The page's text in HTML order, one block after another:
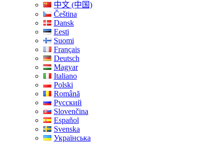
中文 (中国)
Čeština
Dansk
Eesti
Suomi
Français
Deutsch
Magyar
Italiano
Polski
Română
Русский
Slovenčina
Español
Svenska
Українська